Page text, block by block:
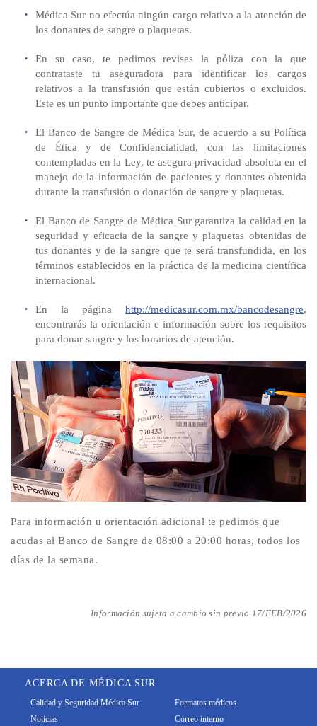
Médica Sur no efectúa ningún cargo relativo a la atención de
los donantes de sangre o plaquetas.
En su caso, te pedimos revises la póliza con la que
contrataste tu aseguradora para identificar los cargos
relativos a la transfusión que están cubiertos o excluidos.
Este es un punto importante que debes anticipar.
El Banco de Sangre de Médica Sur, de acuerdo a su Política
de Ética y de Confidencialidad, con las limitaciones
contempladas en la Ley, te asegura privacidad absoluta en el
manejo de la información de pacientes y donantes obtenida
durante la transfusión o donación de sangre y plaquetas.
El Banco de Sangre de Médica Sur garantiza la calidad en la
seguridad y eficacia de la sangre y plaquetas obtenidas de
tus donantes y de la sangre que te será transfundida, en los
términos establecidos en la práctica de la medicina científica
internacional.
En la página http://medicasur.com.mx/bancodesangre,
encontrarás la orientación e información sobre los requisitos
para donar sangre y los horarios de atención.
Para información u orientación adicional te pedimos que
acudas al Banco de Sangre de 08:00 a 20:00 horas, todos los
días de la semana.
Información sujeta a cambio sin previo 17/FEB/2026
ACERCA DE MÉDICA SUR
Calidad y Seguridad Médica Sur
Noticias
Formatos médicos
Correo interno